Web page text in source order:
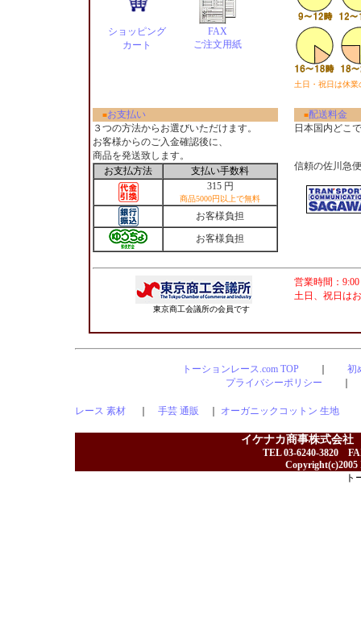
ショッピング
カート
FAX
ご注文用紙
土日・祝日は休
■お支払い
３つの方法からお選びいただけます。
お客様からのご入金確認後に、
商品を発送致します。
お支払方法
支払い手数料
315 円
商品5000円以上で無料
お客様負担
お客様負担
■配送料金
日本国内どこ
信頼の佐川急
東京商工会議所の会員です
営業時間：
土日、祝日は
トーションレース.com TOP
初
プライバシーポリシー
レース 素材 手芸 通販 オーガニックコットン 生地
イケナカ商事株式会社
TEL 03-6240-3820
Copyright(c)2005
ト